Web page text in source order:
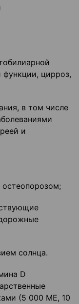
цирроз,
в том числе
и
солнца.
D
(5 000 ME, 10